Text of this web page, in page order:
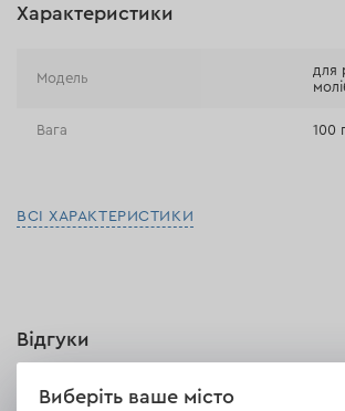
Оплата на розрахунковий рахунок
Характеристики
Модель
для
Вага 100
ВСІ ХАРАКТЕРИСТИКИ
Відгуки
Виберіть ваше місто